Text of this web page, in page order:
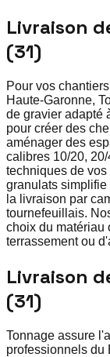
Livraison
(31)
Pour vos
Haute-Garonne,
de gravier adapté
pour créer des
aménager des
calibres 10/20,
techniques de
granulats
la livraison par
tournefeuillais.
choix du matériau
terrassement ou
Livraison
(31)
Tonnage assure
professionnels du